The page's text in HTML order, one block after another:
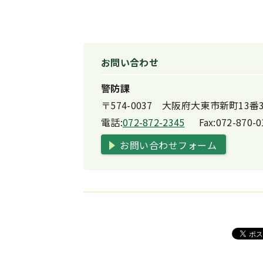
お問い合わせ
警防課
電話:072-872-2345 Fax:072-870-
〒574-0037 大阪府大東市新町13
お問い合わせフォーム